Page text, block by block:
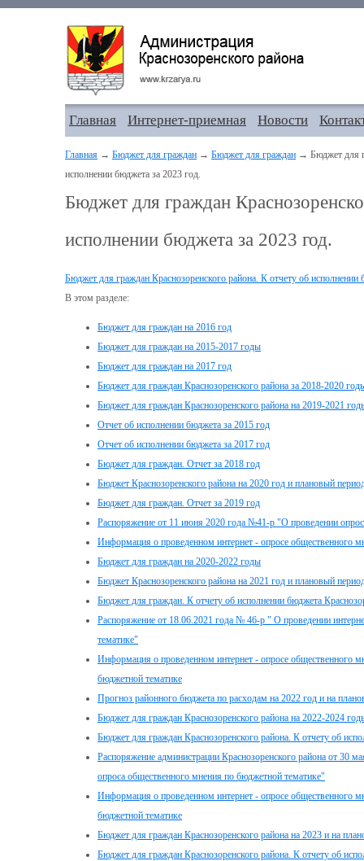
Главная Интернет-приемная Новости
Главная → Бюджет для граждан → Бюджет для граждан → Бюджет для
исполнении бюджета за 2023 год.
Бюджет для граждан
исполнении бюджета за 2023 год.
Бюджет для граждан Краснозоренского района. К отчету об исполнении
В этом разделе:
Бюджет для граждан на 2016 год
Бюджет для граждан на 2015-2017 годы
Бюджет для граждан на 2017 год
Бюджет для граждан Краснозоренского района за 2018-2020
Бюджет для граждан Краснозоренского района на 2019-2021
Отчет об исполнении бюджета за 2015 год
Отчет об исполнении бюджета за 2017 год
Бюджет для граждан. Отчет за 2018 год
Бюджет Краснозоренского района на 2020 год и плановый
Бюджет для граждан. Отчет за 2019 год
Распоряжение от 11 июня 2020 года №41-р "О проведении
Информация о проведенном интернет - опросе общественного
Бюджет для граждан на 2020-2022 годы
Бюджет Краснозоренского района на 2021 год и плановый
Бюджет для граждан. К отчету об исполнении бюджета
Распоряжение от 18.06.2021 года № 46-р " О проведении
тематике"
Информация о проведенном интернет - опросе общественного
бюджетной тематике
Прогноз районного бюджета по расходам на 2022 год и на
Бюджет для граждан Краснозоренского района на 2022-2024
Бюджет для граждан Краснозоренского района. К отчету об
Распоряжение администрации Краснозоренского района от 30
опроса общественного мнения по бюджетной тематике"
Информация о проведенном интернет - опросе общественного
бюджетной тематике
Бюджет для граждан Краснозоренского района на 2023 и на
Бюджет для граждан Краснозоренского района. К отчету об